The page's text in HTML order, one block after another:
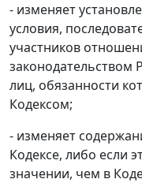
- изменяет
условия,
участников
законодательством
лиц, обязанности
Кодексом;
- изменяет
Кодексе, либо если
значении, чем в